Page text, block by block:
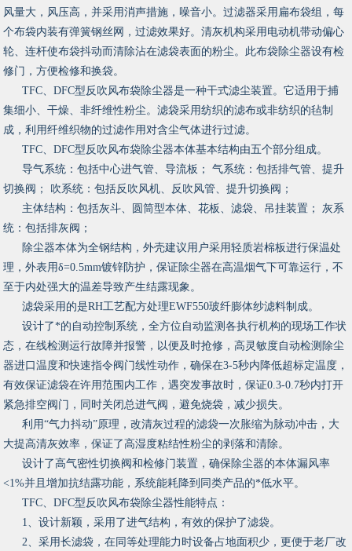
风量大，风压高，并采用消声措施，噪音小。过滤器采用扁布袋组，每
个布袋内装有弹簧钢丝网，过滤效果好。清灰机构采用电动机带动偏心
轮、连杆使布袋抖动而清除沾在滤袋表面的粉尘。此布袋除尘器设有检
修门，方便检修和换袋。
TFC、DFC型反吹风布袋除尘器是一种干式滤尘装置。它适用于捕
集细小、干燥、非纤维性粉尘。滤袋采用纺织的滤布或非纺织的毡制
成，利用纤维织物的过滤作用对含尘气体进行过滤。
TFC、DFC型反吹风布袋除尘器本体基本结构由五个部分组成。
导气系统：包括中心进气管、导流板； 气系统：包括排气管、提升
切换阀； 吹系统：包括反吹风机、反吹风管、提升切换阀；
主体结构：包括灰斗、圆筒型本体、花板、滤袋、吊挂装置； 灰系
统：包括排灰阀；
除尘器本体为全钢结构，外壳建议用户采用轻质岩棉板进行保温处
理，外表用δ=0.5mm镀锌防护，保证除尘器在高温烟气下可靠运行，不
至于内处强大的温差导致产生结露现象。
滤袋采用的是RH工艺配方处理EWF550玻纤膨体纱滤料制成。
设计了*的自动控制系统，全方位自动监测各执行机构的现场工作状
态，在线检测运行故障并报警，以便及时抢修，高灵敏度自动检测除尘
器进口温度和快速指令阀门线性动作，确保在3-5秒内降低超标定温度，
有效保证滤袋在许用范围内工作，遇突发事故时，保证0.3-0.7秒内打开
紧急排空阀门，同时关闭总进气阀，避免烧袋，减少损失。
利用“气力抖动”原理，改清灰过程的滤袋一次胀缩为脉动冲击，大
大提高清灰效率，保证了高湿度粘结性粉尘的剥落和清除。
设计了高气密性切换阀和检修门装置，确保除尘器的本体漏风率
<1%并且增加抗结露功能，系统能耗降到同类产品的*低水平。
TFC、DFC型反吹风布袋除尘器性能特点：
1、设计新颖，采用了进气结构，有效的保护了滤袋。
2、采用长滤袋，在同等处理能力时设备占地面积少，更便于老厂改